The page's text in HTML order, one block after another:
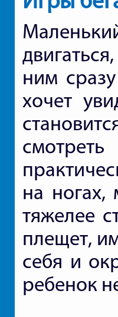
ним
хочет
на ногах,
тяжелее
плещет,
себя и
ребенок